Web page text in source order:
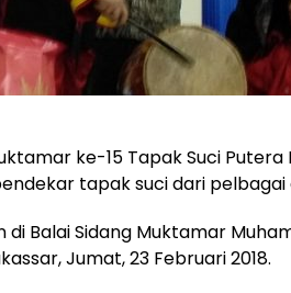
ke-15 Tapak Suci
tapak suci dari pelbagai
Balai Sidang Muktamar
Jumat, 23 Februari 2018.